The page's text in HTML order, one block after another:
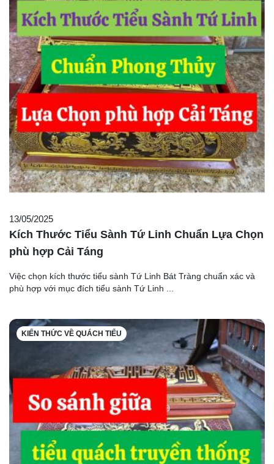
13/05/2025
Kích Thước Tiểu Sành Tứ Linh Chuẩn Lựa Chọn
phù hợp Cải Táng
Việc chọn kích thước tiểu sành Tứ Linh Bát Tràng chuẩn xác và
phù hợp với mục đích tiểu sành Tứ Linh ...
KIẾN THỨC VỀ QUÁCH TIỂU